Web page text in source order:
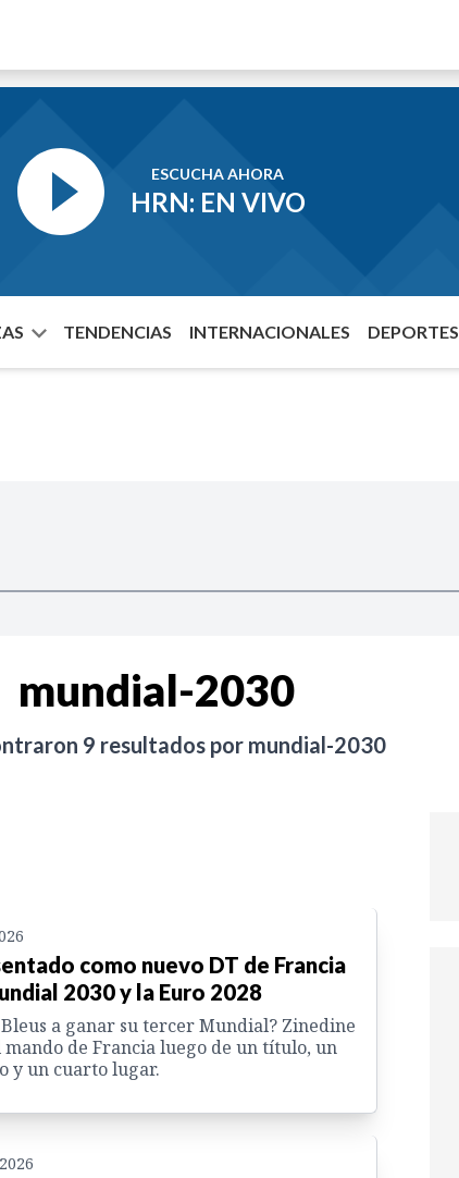
ESCUCHA AHORA
HRN: EN VIVO
TENDENCIAS INTERNACIONALES DEPORTES
mundial-2030
9 resultados por mundial-2030
como nuevo DT de Francia
2030 y la Euro 2028
a ganar su tercer Mundial? Zinedine
mando de Francia luego de un título, un
y un cuarto lugar.